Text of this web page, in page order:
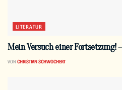
LITERATUR
Mein Versuch einer Fortsetzung!
VON CHRISTIAN SCHWOCHERT